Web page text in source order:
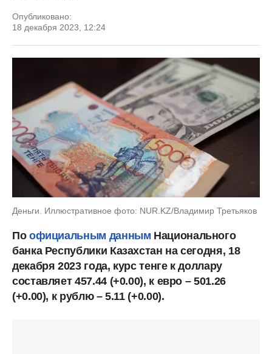
Опубликовано:
18 декабря 2023, 12:24
Деньги. Иллюстративное фото: NUR.KZ/Владимир Третьяков
По официальным данным Национального
банка Республики Казахстан на сегодня, 18
декабря 2023 года, курс тенге к доллару
составляет 457.44 (+0.00), к евро – 501.26
(+0.00), к рублю – 5.11 (+0.00).